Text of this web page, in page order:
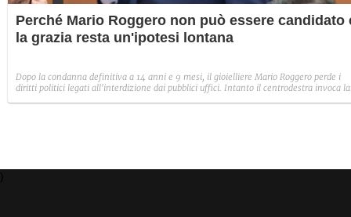
Perché Mario Roggero non può essere candidato
la grazia resta un'ipotesi lontana
Dopo la condanna definitiva a 14 anni e 9 mesi, il gioielliere Mario Roggero perde i
diritti politici legati all'interdizione dai pubblici uffici. Intanto il centrodestra invoca la